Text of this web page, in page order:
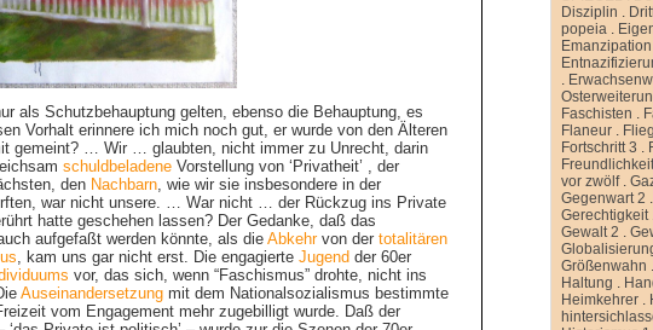
als Schutzbehauptung gelten, ebenso die Behauptung, es
Vorhalt erinnere ich mich noch gut, er wurde von den Älteren
gemeint? … Wir … glaubten, nicht immer zu Unrecht, darin
schuldbeladene Vorstellung von ‘Privatheit’ , der
den Nachbarn , wie wir sie insbesondere in der
war nicht unsere. … War nicht … der Rückzug ins Private
hatte geschehen lassen? Der Gedanke, daß das
aufgefaßt werden könnte, als dieAbkehrvon dertotalitären
, kam uns gar nicht erst. Die engagierteJugend der 60er
vor, das sich, wenn “Faschismus” drohte, nicht ins
Auseinandersetzung mit dem Nationalsozialismus bestimmte
vom Engagement mehr zugebilligt wurde. Daß der
Disziplin .
popeia .
.
Faschisten .
Flaneur .
Fortschritt 3 .
vor zwölf.
Gegenwart 2
Gerechtigkeit
Gewalt 2 .
Größenwahn
Haltung .
Heimkehrer .